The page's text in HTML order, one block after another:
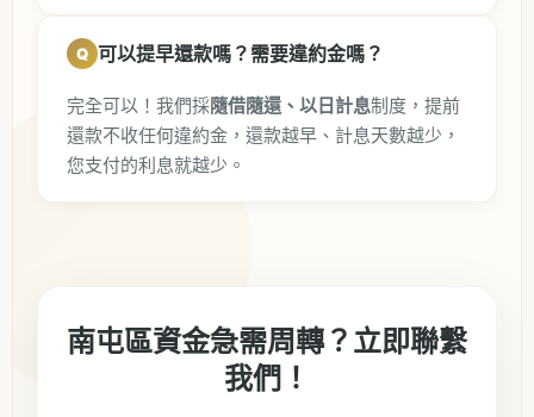
可以提早還款嗎？需要違約金嗎？
完全可以！我們採隨借隨還、以日計息制度，提前
還款不收任何違約金，還款越早、計息天數越少，
您支付的利息就越少。
南屯區資金急需周轉？立即聯繫
我們！